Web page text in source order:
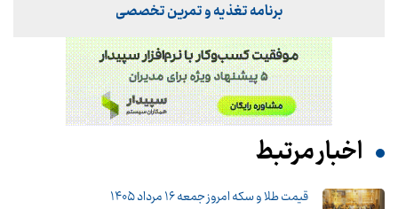
برنامه تغذیه و تمرین تخصصی
اخبار مرتبط
قیمت طلا و سکه امروز جمعه ۱۶ مرداد ۱۴۰۵